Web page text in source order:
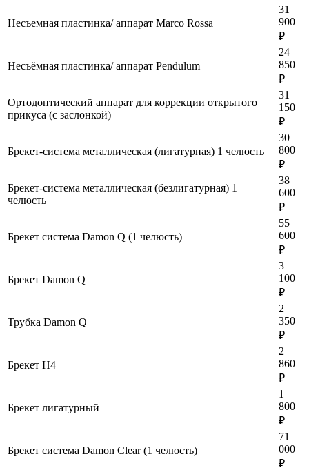
Несъемная пластинка/ аппарат Marco Rossa
31
900
₽
Несъёмная пластинка/ аппарат Pendulum
24
850
₽
Ортодонтический аппарат для коррекции открытого
прикуса (с заслонкой)
31
150
₽
Брекет-система металлическая (лигатурная) 1 челюсть
30
800
₽
Брекет-система металлическая (безлигатурная) 1
челюсть
38
600
₽
Брекет система Damon Q (1 челюсть)
55
600
₽
Брекет Damon Q
3
100
₽
Трубка Damon Q
2
350
₽
Брекет Н4
2
860
₽
Брекет лигатурный
1
800
₽
Брекет система Damon Clear (1 челюсть)
71
000
₽